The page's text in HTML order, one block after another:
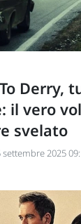
Derry,
il vero
svelato
settembre 2025